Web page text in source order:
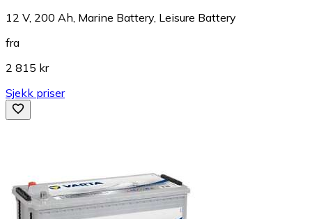
12 V, 200 Ah, Marine Battery, Leisure Battery
fra
2 815 kr
Sjekk priser